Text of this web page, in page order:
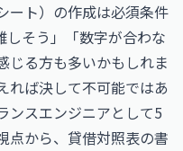
ート）の作成は必須条件
しそう」「数字が合わな
じる方も多いかもしれま
れば決して不可能ではあ
ンスエンジニアとして5
点から、貸借対照表の書